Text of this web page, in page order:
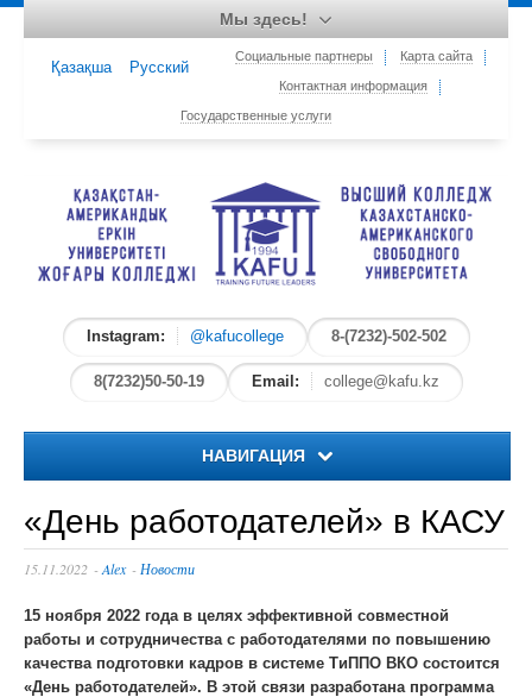
Uses 2GIS API
A key is required for proper operation of Raster JS API. Help: api@2gis.ru
Республика Казахстан, Восточно-Казахстанская область,
Усть-Каменогорск, Нурсултана Назарбаева 86/2
Мы здесь!
Қазақша Русский
Социальные партнеры Карта сайта
Контактная информация
Государственные услуги
Instagram: @kafucollege 8-(7232)-502-502
8(7232)50-50-19 Email: college@kafu.kz
НАВИГАЦИЯ
Главная
Абитуриенту
Календарь абитуриента
Документы для поступления
«День работодателей» в КАСУ
15.11.2022 - Alex - Новости
15 ноября 2022 года в целях эффективной совместной
работы и сотрудничества с работодателями по повышению
качества подготовки кадров в системе ТиППО ВКО состоится
«День работодателей». В этой связи разработана программа